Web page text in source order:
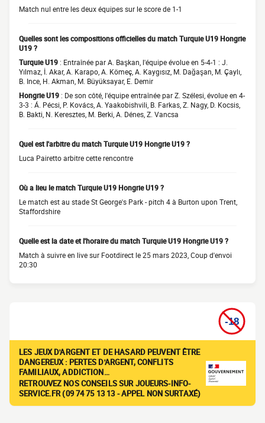
Match nul entre les deux équipes sur le score de 1-1
Quelles sont les compositions officielles du match Turquie U19 Hongrie
U19 ?
Turquie U19 : Entraînée par A. Başkan, l'équipe évolue en 5-4-1 : J.
Yılmaz, İ. Akar, A. Karapo, A. Kömeç, A. Kaygısız, M. Dağaşan, M. Çaylı,
B. Ince, H. Akman, M. Büyüksayar, E. Demir
Hongrie U19 : De son côté, l'équipe entraînée par Z. Szélesi, évolue en 4-
3-3 : Á. Pécsi, P. Kovács, A. Yaakobishvili, B. Farkas, Z. Nagy, D. Kocsis,
B. Bakti, N. Keresztes, M. Berki, A. Dénes, Z. Vancsa
Quel est l'arbitre du match Turquie U19 Hongrie U19 ?
Luca Pairetto arbitre cette rencontre
Où a lieu le match Turquie U19 Hongrie U19 ?
Le match est au stade St George's Park - pitch 4 à Burton upon Trent,
Staffordshire
Quelle est la date et l'horaire du match Turquie U19 Hongrie U19 ?
Match à suivre en live sur Footdirect le 25 mars 2023, Coup d'envoi
20:30
LES JEUX D'ARGENT ET DE HASARD PEUVENT ÊTRE
DANGEREUX : PERTES D'ARGENT, CONFLITS
FAMILIAUX, ADDICTION…
RETROUVEZ NOS CONSEILS SUR JOUEURS-INFO-
SERVICE.FR (09 74 75 13 13 - APPEL NON SURTAXÉ)